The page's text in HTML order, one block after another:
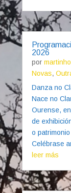
2026
por martinho
Novas,
Danza no
Nace no
Ourense,
de
o
Celébrase
leer más